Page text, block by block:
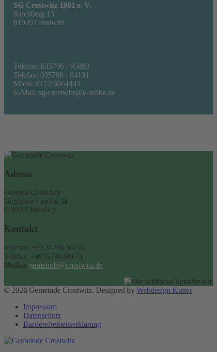
SG Crostwitz 1981 e. V.
Kirchberg 13
01920 Crostwitz
Telefon: 035796 - 95893
Telefax: 035796 - 94101
Mobil: 0172/6664445
E-Mail: sg-crostwitz@t-online.de
Adresa
Gmejna Chrósćicy
Hórnikowa dróha 34
01920 Chrósćicy
Kontakt
Telefon: +49 35796 96210
Telefax: +4935796 96671
Mejlka: gemeinde@crostwitz.de
© 2026 Gemeinde Crostwitz. Designed by Webdesign Kutter
Impressum
Datenschutz
Barrierefreiheitserklärung